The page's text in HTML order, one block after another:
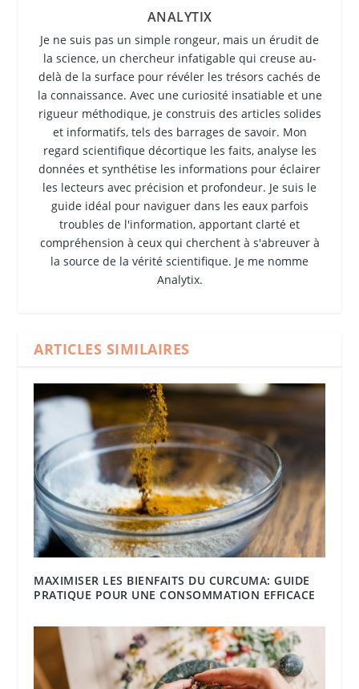
ANALYTIX
Je ne suis pas un simple rongeur, mais un érudit de
la science, un chercheur infatigable qui creuse au-
delà de la surface pour révéler les trésors cachés de
la connaissance. Avec une curiosité insatiable et une
rigueur méthodique, je construis des articles solides
et informatifs, tels des barrages de savoir. Mon
regard scientifique décortique les faits, analyse les
données et synthétise les informations pour éclairer
les lecteurs avec précision et profondeur. Je suis le
guide idéal pour naviguer dans les eaux parfois
troubles de l'information, apportant clarté et
compréhension à ceux qui cherchent à s'abreuver à
la source de la vérité scientifique. Je me nomme
Analytix.
ARTICLES SIMILAIRES
MAXIMISER LES BIENFAITS DU CURCUMA: GUIDE
PRATIQUE POUR UNE CONSOMMATION EFFICACE